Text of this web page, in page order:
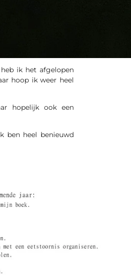
ik het afgelopen
hoop ik weer heel
hopelijk ook een
ben heel benieuwd